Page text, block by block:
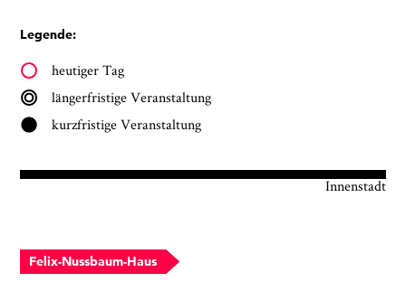
Legende:
heutiger Tag
längerfristige Veranstaltung
kurzfristige Veranstaltung
Innenstadt
Felix-Nussbaum-Haus